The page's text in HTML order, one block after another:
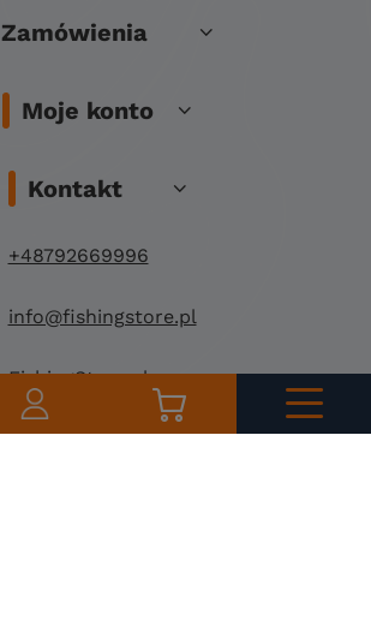
Zamówienia
Moje konto
Kontakt
+48792669996
info@fishingstore.pl
FishingStore.pl
Kuznocin 1